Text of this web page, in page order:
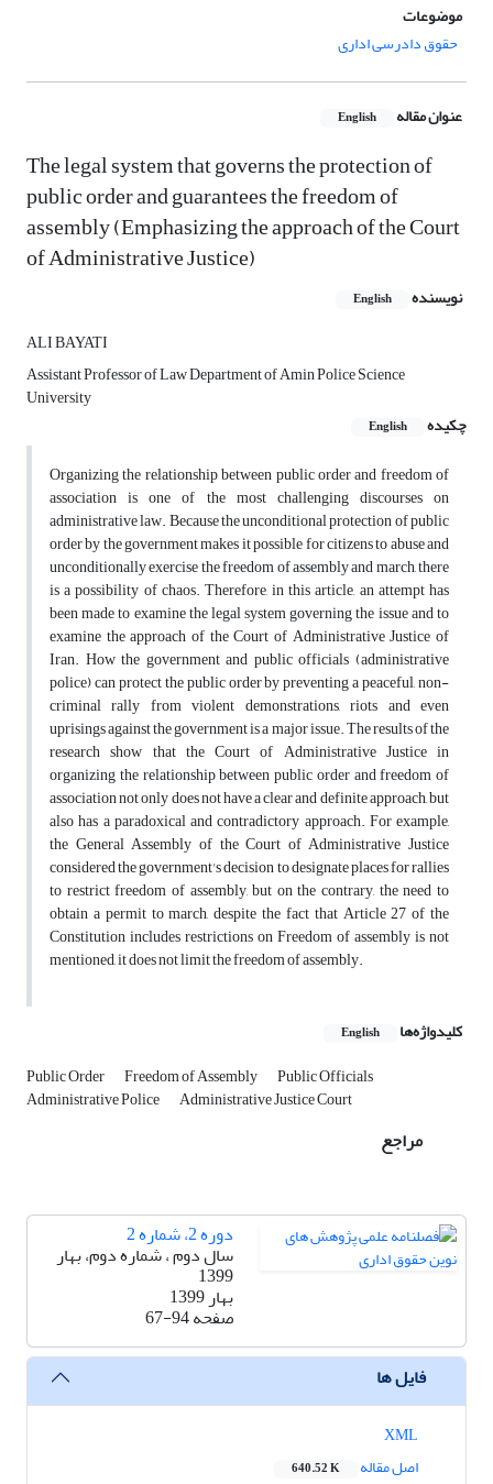
موضوعات
حقوق دادرسی اداری
عنوان مقاله English
The legal system that governs the protection of
public order and guarantees the freedom of
assembly (Emphasizing the approach of the Court
of Administrative Justice)
نویسنده English
ALI BAYATI
Assistant Professor of Law Department of Amin Police Science
University
چکیده
English
Organizing the relationship between public order and freedom of
association is one of the most challenging discourses on
administrative law. Because the unconditional protection of public
order by the government makes it possible for citizens to abuse and
unconditionally exercise the freedom of assembly and march, there
is a possibility of chaos. Therefore, in this article, an attempt has
been made to examine the legal system governing the issue and to
examine the approach of the Court of Administrative Justice of
Iran. How the government and public officials (administrative
police) can protect the public order by preventing a peaceful, non-
criminal rally from violent demonstrations, riots and even
uprisings against the government is a major issue. The results of the
research show that the Court of Administrative Justice in
organizing the relationship between public order and freedom of
association not only does not have a clear and definite approach, but
also has a paradoxical and contradictory approach. For example,
the General Assembly of the Court of Administrative Justice
considered the government's decision to designate places for rallies
to restrict freedom of assembly, but on the contrary, the need to
obtain a permit to march, despite the fact that Article 27 of the
Constitution includes restrictions on Freedom of assembly is not
mentioned, it does not limit the freedom of assembly.
کلیدواژه‌ها English
Public Order Freedom of Assembly Public Officials
Administrative Police Administrative Justice Court
مراجع
دوره 2، شماره 2
سال دوم ، شماره دوم، بهار
1399
بهار 1399
صفحه67-94
فایل ها
اصل مقاله
640.52 K